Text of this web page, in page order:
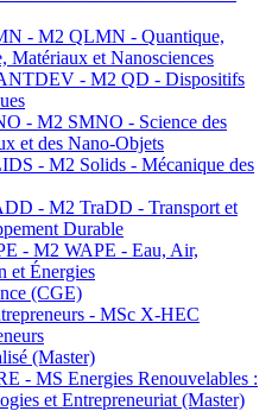
- M2 QLMN - Quantique,
Matériaux et Nanosciences
- M2 QD - Dispositifs
- M2 SMNO - Science des
et des Nano-Objets
- M2 Solids - Mécanique des
- M2 TraDD - Transport et
Durable
- M2 WAPE - Eau, Air,
et Énergies
(CGE)
- MSc X-HEC
(Master)
- MS Energies Renouvelables :
et Entrepreneuriat (Master)